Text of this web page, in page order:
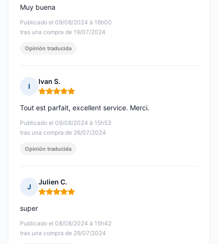
Publicado el 09/08/2024 à 16h00
tras una compra de 19/07/2024
Muy buena
Opinión traducida
I
Ivan S.
Nota: 5 de 5
Publicado el 09/08/2024 à 15h53
tras una compra de 26/07/2024
Tout est parfait, excellent service. Merci.
Opinión traducida
J
Julien C.
Nota: 5 de 5
Publicado el 08/08/2024 à 15h42
tras una compra de 29/07/2024
super